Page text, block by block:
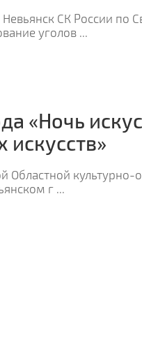
СК России по
уголов ...
«Ночь
искусств»
Областной культурно-
г ...